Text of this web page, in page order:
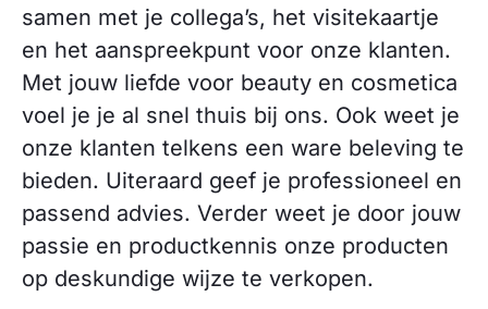
samen met je collega’s, het visitekaartje
en het aanspreekpunt voor onze klanten.
Met jouw liefde voor beauty en cosmetica
voel je je al snel thuis bij ons. Ook weet je
onze klanten telkens een ware beleving te
bieden. Uiteraard geef je professioneel en
passend advies. Verder weet je door jouw
passie en productkennis onze producten
op deskundige wijze te verkopen.